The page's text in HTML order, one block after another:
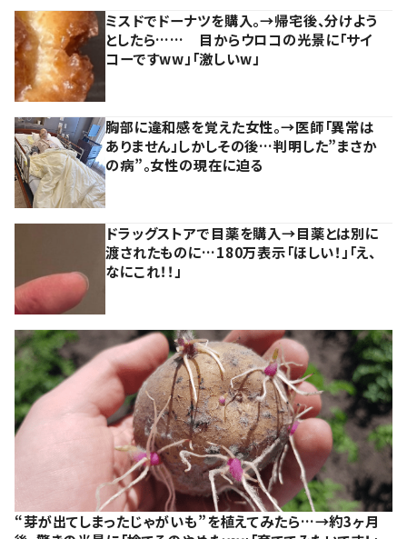
ミスドでドーナツを購入。→帰宅後、分けよう
としたら…… 目からウロコの光景に「サイ
コーですww」「激しいw」
胸部に違和感を覚えた女性。→医師「異常は
ありません」しかしその後…判明した”まさか
の病”。女性の現在に迫る
ドラッグストアで目薬を購入→目薬とは別に
渡されたものに…180万表示「ほしい！」「え、
なにこれ！！」
“芽が出てしまったじゃがいも”を植えてみたら…→約3ヶ月